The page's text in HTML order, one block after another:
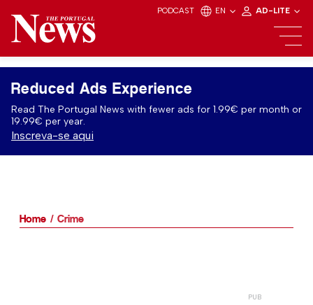
PODCAST EN AD-LITE
Reduced Ads Experience
Read The Portugal News with fewer ads for 1.99€ per month or
19.99€ per year.
Inscreva-se aqui
Home Crime